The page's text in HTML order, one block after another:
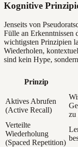
Kognitive
Jenseits von
Fülle an Erkenntnissen
wichtigsten Prinzipien
Wiederholen,
sind kein Hype,
Prinzip
Aktives Abrufen
(Active Recall)
zu
Verteilte
Wiederholung
(Spaced Repetition)